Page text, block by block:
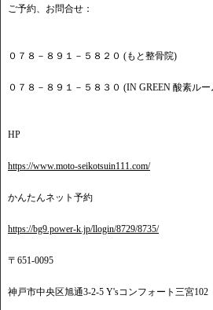
ご予約、お問合せ：
０７８－８９１－５８２０ (もと整骨院)
０７８－８９１－５８３０ (IN GREEN 酸素ル
HP
https://www.moto-seikotsuin111.com/
かんたんネット予約
https://bg9.power-k.jp/llogin/8729/8735/
〒651-0095
神戸市中央区旭通3-2-5 Y'sコンフォート三宮102